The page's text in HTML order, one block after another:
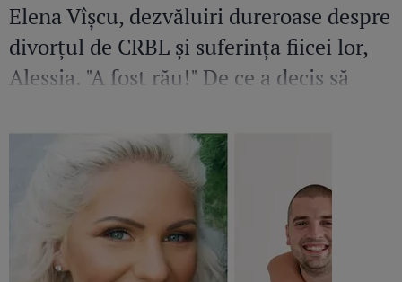
Elena Vîșcu, dezvăluiri dureroase despre
divorțul de CRBL și suferința fiicei lor,
Alessia. "A fost rău!" De ce a decis să